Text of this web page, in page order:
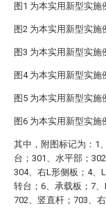
图1 为本实用新型实施
图2 为本实用新型实施
图3 为本实用新型实施
图4 为本实用新型实施
图5 为本实用新型实施
图6 为本实用新型实施
其中，附图标记为：1
台；301、水平部；
304、右L形侧板；4、
转台；6、承载板；7
702、竖直杆；703、